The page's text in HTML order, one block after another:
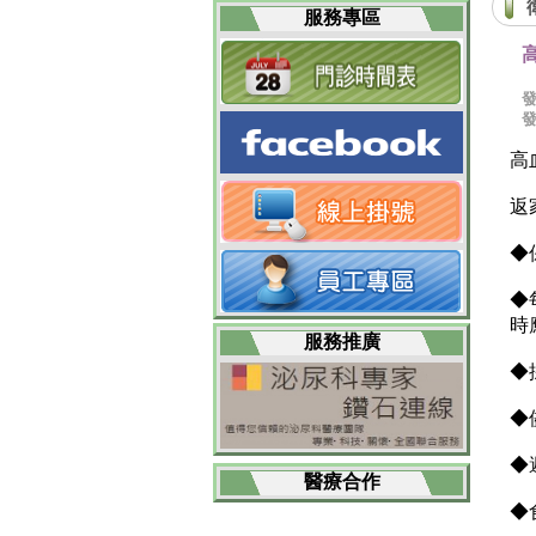
服務專區
服務推廣
醫療合作
高
返
◆
◆
時
◆
◆
◆
◆